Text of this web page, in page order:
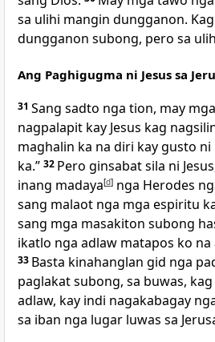
sa ulihi mangin dungganon.
dungganon subong, pero sa
Ang Paghigugma ni Jesus sa
31 Sang sadto nga tion, may
nagpalapit kay Jesus kag
maghalin ka na diri kay gusto
ka.” 32 Pero ginsabat sila ni
inang madaya[d] nga Herodes
sang malaot nga mga espiritu
sang mga masakiton subong
ikatlo nga adlaw matapos ko
33 Basta kinahanglan gid nga
paglakat subong, sa buwas,
adlaw, kay indi nagakabagay
sa iban nga lugar luwas sa